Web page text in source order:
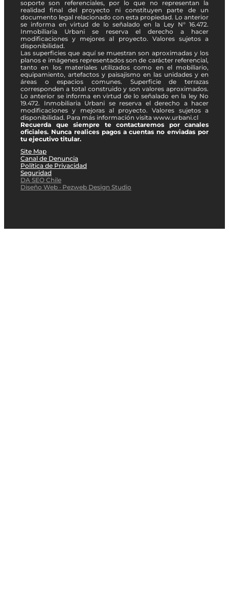
soporte son referenciales, por lo que no representan la
realidad final del proyecto ni constituyen parte de un
documento legal relacionado con esta propiedad. Lo anterior
se informa en virtud de lo señalado en la Ley N° 16.472.
Inmobiliaria Urbani se reserva el derecho a hacer
modificaciones y mejores al proyecto. Valores sujetos a
disponibilidad.
Las superficies que aquí se muestran son aproximadas y los
planos e imágenes representados son de carácter referencial,
tanto en los materiales utilizados como en el mobiliario,
equipamiento, artefactos y paisajismo en las unidades y en
áreas o espacios comunes. Superficie de terrazas
corresponden a total construido y son valores aproximados.
Lo anterior se informa en virtud de lo señalado en la ley No
19.472. Inmobiliaria Urbani se reserva el derecho a hacer
modificaciones y mejoras al proyecto. Valores sujetos a
disponibilidad. Para más información visita www.urbani.cl
Recuerda que siempre te contactaremos por canales
oficiales. Nunca realices pagos a cuentas no enviadas por
tu ejecutivo titular.
Site Map
Canal de Denuncia
Política de Privacidad
Seguridad
DA SEO Chile
Diseño Web · Pezweb Design Studio